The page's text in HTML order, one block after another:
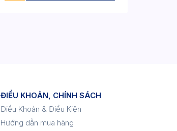
ĐIỀU KHOẢN, CHÍNH SÁCH
Điều Khoản & Điều Kiện
Hướng dẫn mua hàng